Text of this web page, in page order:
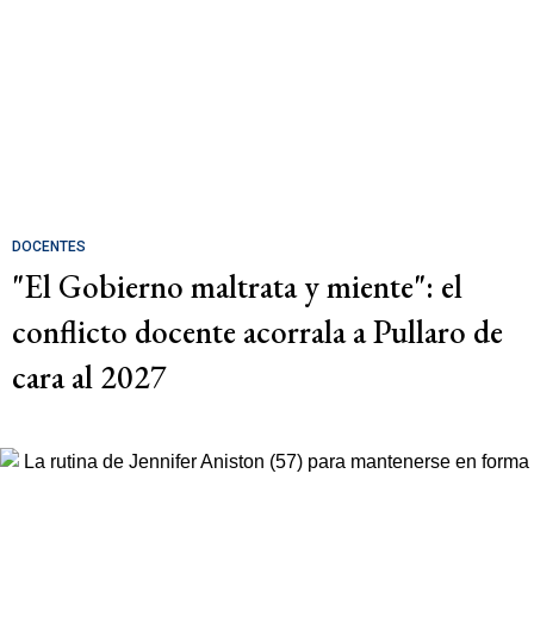
DOCENTES
"El Gobierno maltrata y miente": el
conflicto docente acorrala a Pullaro de
cara al 2027